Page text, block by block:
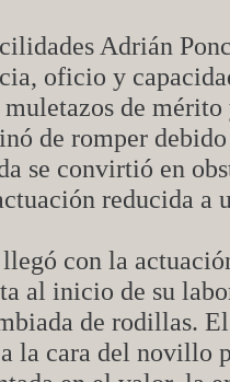
Adrián
oficio y
de
de romper
se convirtió en
reducida a
con la
al inicio de su
de rodillas.
la cara del novillo